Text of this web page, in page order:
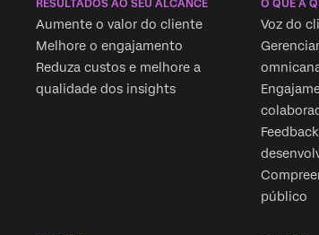
RESULTADOS AO SEU ALCANCE
Aumente o valor do cliente
Melhore o engajamento
Reduza custos e melhore a
qualidade dos insights
O QUE A
Voz do
público